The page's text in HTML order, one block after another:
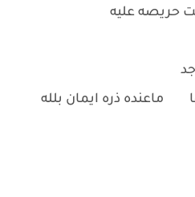
حريصه عليه
ماعنده ذره ايمان بلله